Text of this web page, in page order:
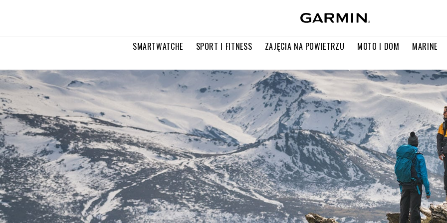
SMARTWATCHE SPORT I FITNESS ZAJĘCIA NA POWIETRZU MOTO I DOM MARINE